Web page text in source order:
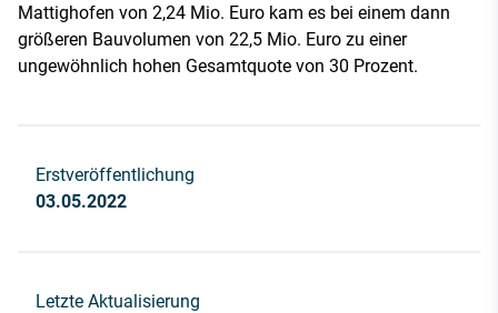
Mattighofen von 2,24 Mio. Euro kam es bei einem dann
größeren Bauvolumen von 22,5 Mio. Euro zu einer
ungewöhnlich hohen Gesamtquote von 30 Prozent.
Erstveröffentlichung
03.05.2022
Letzte Aktualisierung